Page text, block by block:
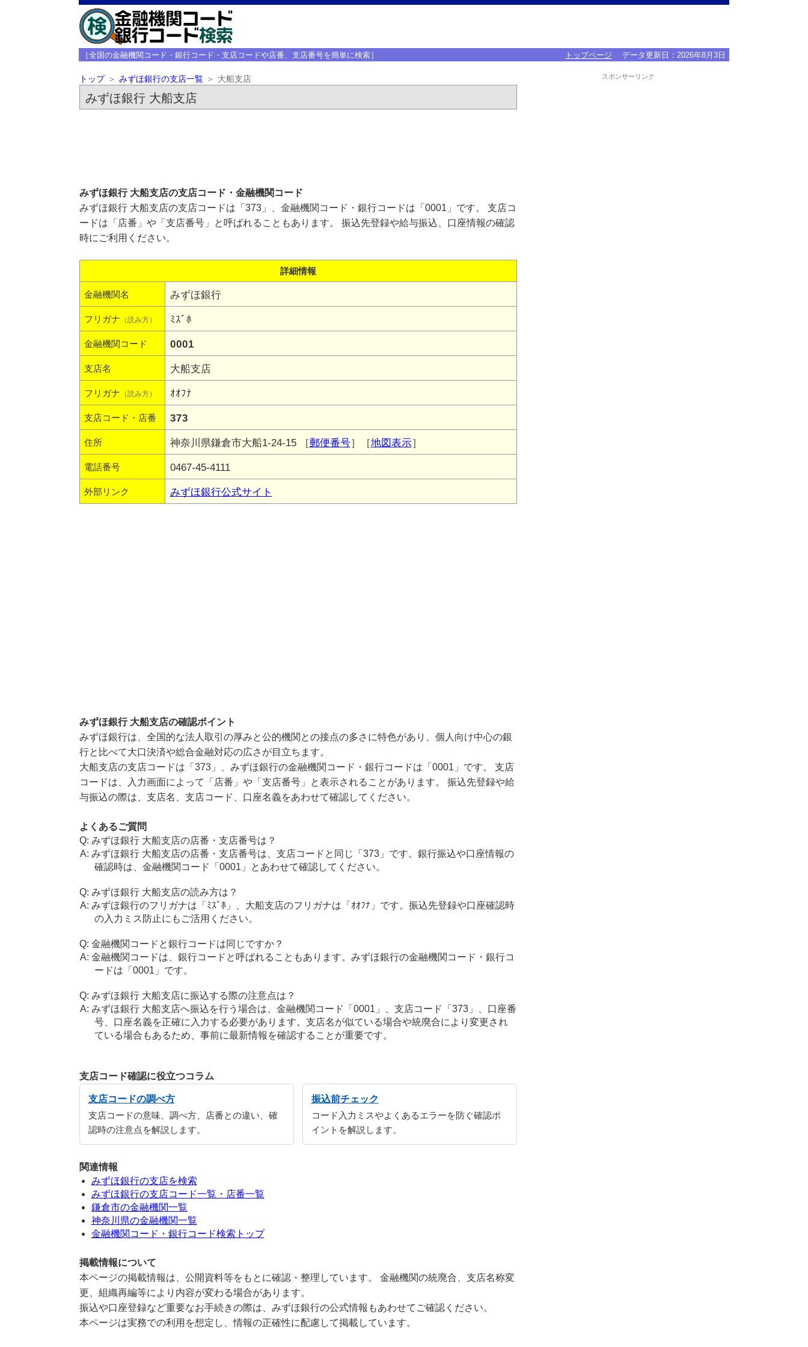
［全国の金融機関コード・銀行コード・支店コードや店番、支店番号を簡単に検索］ トップページ データ更新日： 2026年8月3日
トップ みずほ銀行の支店一覧 大船支店
みずほ銀行 大船支店
みずほ銀行 大船支店の支店コード・金融機関コード
みずほ銀行 大船支店の支店コードは「373」、金融機関コード・銀行コードは「0001」です。 支店コ
ードは「店番」や「支店番号」と呼ばれることもあります。 振込先登録や給与振込、口座情報の確認
時にご利用ください。
詳細情報
金融機関名 みずほ銀行
フリガナ （読み方） ﾐｽﾞﾎ
金融機関コード 0001
支店名 大船支店
フリガナ （読み方） ｵｵﾌﾅ
支店コード・店番 373
住所 神奈川県鎌倉市大船1-24-15 ［郵便番号］［地図表示］
電話番号 0467-45-4111
外部リンク みずほ銀行公式サイト
みずほ銀行 大船支店の確認ポイント
みずほ銀行は、全国的な法人取引の厚みと公的機関との接点の多さに特色があり、個人向け中心の銀
行と比べて大口決済や総合金融対応の広さが目立ちます。
大船支店の支店コードは「373」、みずほ銀行の金融機関コード・銀行コードは「0001」です。 支店
コードは、入力画面によって「店番」や「支店番号」と表示されることがあります。 振込先登録や給
与振込の際は、支店名、支店コード、口座名義をあわせて確認してください。
よくあるご質問
みずほ銀行 大船支店の店番・支店番号は？
みずほ銀行 大船支店の店番・支店番号は、支店コードと同じ「373」です。銀行振込や口座情報の
確認時は、金融機関コード「0001」とあわせて確認してください。
みずほ銀行 大船支店の読み方は？
みずほ銀行のフリガナは「ﾐｽﾞﾎ」、大船支店のフリガナは「ｵｵﾌﾅ」です。振込先登録や口座確認時
の入力ミス防止にもご活用ください。
金融機関コードと銀行コードは同じですか？
金融機関コードは、銀行コードと呼ばれることもあります。みずほ銀行の金融機関コード・銀行コ
ードは「0001」です。
みずほ銀行 大船支店に振込する際の注意点は？
みずほ銀行 大船支店へ振込を行う場合は、金融機関コード「0001」、支店コード「373」、口座番
号、口座名義を正確に入力する必要があります。支店名が似ている場合や統廃合により変更され
ている場合もあるため、事前に最新情報を確認することが重要です。
支店コード確認に役立つコラム
支店コードの調べ方
支店コードの意味、調べ方、店番との違い、確
認時の注意点を解説します。
振込前チェック
コード入力ミスやよくあるエラーを防ぐ確認ポ
イントを解説します。
関連情報
みずほ銀行の支店を検索
みずほ銀行の支店コード一覧・店番一覧
鎌倉市の金融機関一覧
神奈川県の金融機関一覧
金融機関コード・銀行コード検索トップ
掲載情報について
本ページの掲載情報は、公開資料等をもとに確認・整理しています。 金融機関の統廃合、支店名称変
更、組織再編等により内容が変わる場合があります。
振込や口座登録など重要なお手続きの際は、みずほ銀行の公式情報もあわせてご確認ください。
本ページは実務での利用を想定し、情報の正確性に配慮して掲載しています。
スポンサーリンク